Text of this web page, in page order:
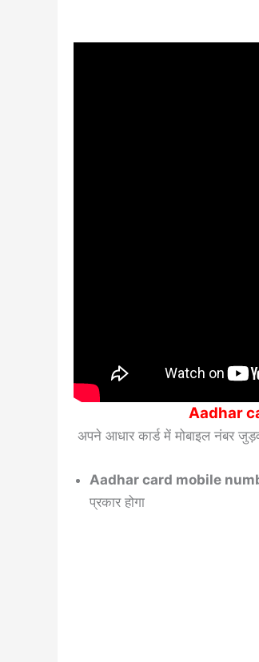
Aadhar
अपने आधार कार्ड में मोबाइल नंबर
Aadhar card mobile
प्रकार होगा